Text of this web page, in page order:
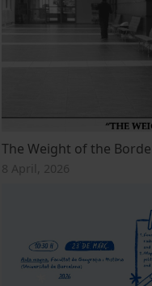
The Weight of the
8 April, 2026